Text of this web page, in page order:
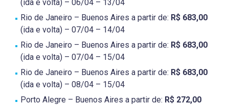
(ida e volta) – 06/04 – 13/04
Rio de Janeiro – Buenos Aires a partir de: R$ 683,00
(ida e volta) – 07/04 – 14/04
Rio de Janeiro – Buenos Aires a partir de: R$ 683,00
(ida e volta) – 07/04 – 15/04
Rio de Janeiro – Buenos Aires a partir de: R$ 683,00
(ida e volta) – 08/04 – 15/04
Porto Alegre – Buenos Aires a partir de: R$ 272,00